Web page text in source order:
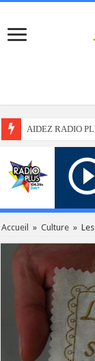
AIDEZ RADIO
Accueil » Culture »